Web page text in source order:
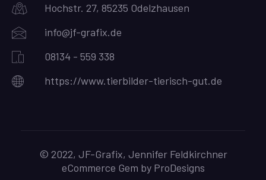
Hochstr. 27, 85235 Odelzhausen
info@jf-grafix.de
08134 - 559 338
https://www.tierbilder-tierisch-gut.de
© 2022, JF-Grafix, Jennifer Feldkirchner
eCommerce Gem by ProDesigns